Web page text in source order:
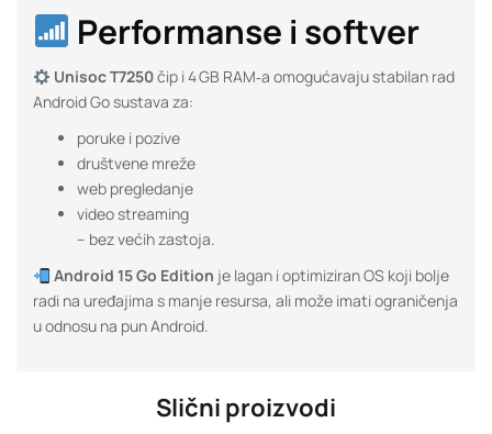
Performanse i softver
Unisoc T7250čip i 4 GB RAM‑a omogućavaju stabilan rad
Android Go sustava za:
poruke i pozive
društvene mreže
web pregledanje
video streaming
– bez većih zastoja.
Android 15 Go Edition je lagan i optimiziran OS koji bolje
radi na uređajima s manje resursa, ali može imati ograničenja
u odnosu na pun Android.
Slični proizvodi